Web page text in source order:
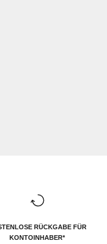
RÜCKGABE FÜR
KONTOINHABER*